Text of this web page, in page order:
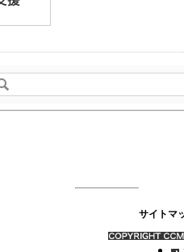
サイトマ